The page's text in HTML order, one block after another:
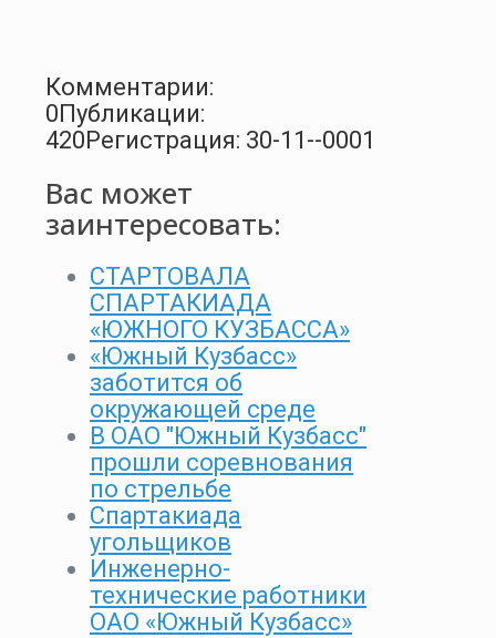
Комментарии:
0Публикации:
420Регистрация: 30-11--0001
Вас может
заинтересовать:
СТАРТОВАЛА
СПАРТАКИАДА
«ЮЖНОГО КУЗБАССА»
«Южный Кузбасс»
заботится об
окружающей среде
В ОАО "Южный Кузбасс"
прошли соревнования
по стрельбе
Спартакиада
угольщиков
Инженерно-
технические работники
ОАО «Южный Кузбасс»